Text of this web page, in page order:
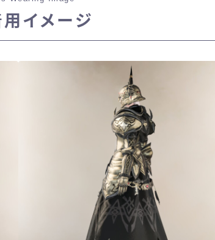
極シタデル・ボズヤ追憶戦
イメージ